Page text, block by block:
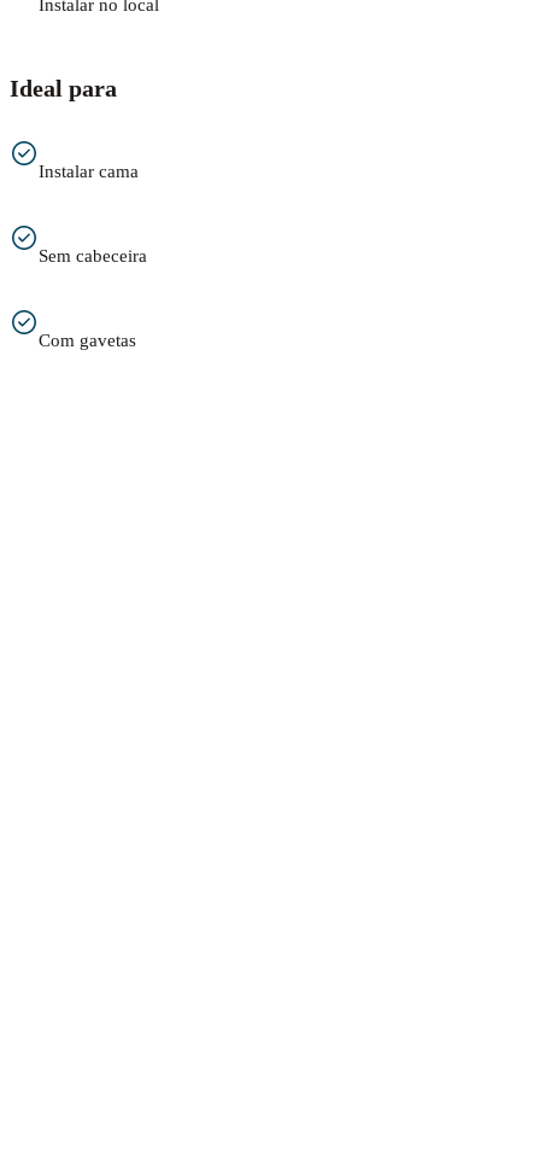
Instalar no local
Ideal para
Instalar cama
Sem cabeceira
Com gavetas